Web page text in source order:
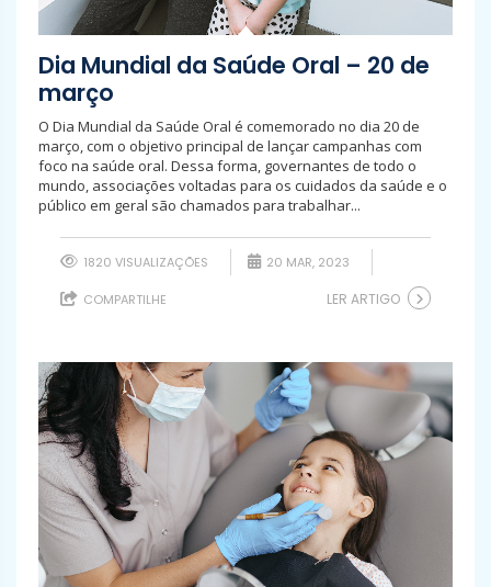
Dia Mundial da Saúde Oral – 20 de
março
O Dia Mundial da Saúde Oral é comemorado no dia 20 de
março, com o objetivo principal de lançar campanhas com
foco na saúde oral. Dessa forma, governantes de todo o
mundo, associações voltadas para os cuidados da saúde e o
público em geral são chamados para trabalhar...
1820 VISUALIZAÇÕES 20 MAR, 2023
COMPARTILHE LER ARTIGO